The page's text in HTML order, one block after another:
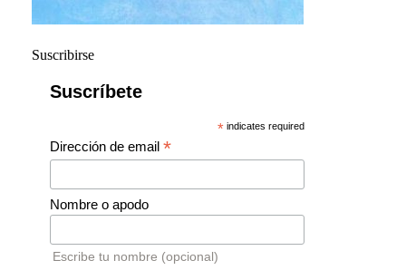
Suscribirse
Suscríbete
* indicates required
Dirección de email *
Nombre o apodo
Escribe tu nombre (opcional)